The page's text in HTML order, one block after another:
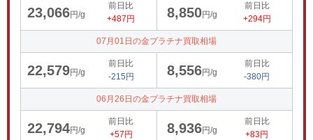
23,066円/g
前日比
+487円
8,850円/g
前日比
+294円
07月01日の金プラチナ買取相場
22,579円/g
前日比
-215円
8,556円/g
前日比
-380円
06月26日の金プラチナ買取相場
22,794円/g
前日比
+57円
8,936円/g
前日比
+83円